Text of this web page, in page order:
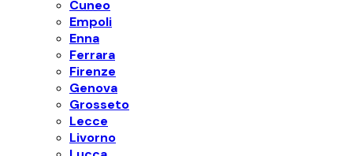
Cuneo
Empoli
Enna
Ferrara
Firenze
Genova
Grosseto
Lecce
Livorno